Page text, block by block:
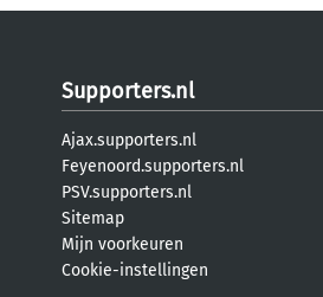
Supporters.nl
Ajax.supporters.nl
Feyenoord.supporters.nl
PSV.supporters.nl
Sitemap
Mijn voorkeuren
Cookie-instellingen